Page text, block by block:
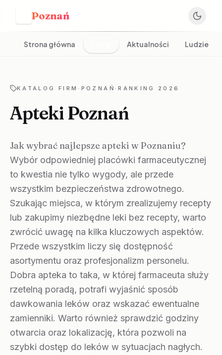
Poznań
Strona główna Aktualności Ludzie
KATALOG FIRM · POZNAŃ ·RANKING 2026
Apteki Poznań
Jak wybrać najlepsze apteki w Poznaniu?
Wybór odpowiedniej placówki farmaceutycznej
to kwestia nie tylko wygody, ale przede
wszystkim bezpieczeństwa zdrowotnego.
Szukając miejsca, w którym zrealizujemy recepty
lub zakupimy niezbędne leki bez recepty, warto
zwrócić uwagę na kilka kluczowych aspektów.
Przede wszystkim liczy się dostępność
asortymentu oraz profesjonalizm personelu.
Dobra apteka to taka, w której farmaceuta służy
rzetelną poradą, potrafi wyjaśnić sposób
dawkowania leków oraz wskazać ewentualne
zamienniki. Warto również sprawdzić godziny
otwarcia oraz lokalizację, która pozwoli na
szybki dostęp do leków w sytuacjach nagłych.